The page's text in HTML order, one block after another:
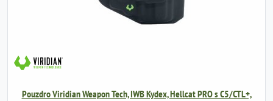
Pouzdro Viridian Weapon Tech, IWB Kydex, Hellcat PRO s C5/CTL+,